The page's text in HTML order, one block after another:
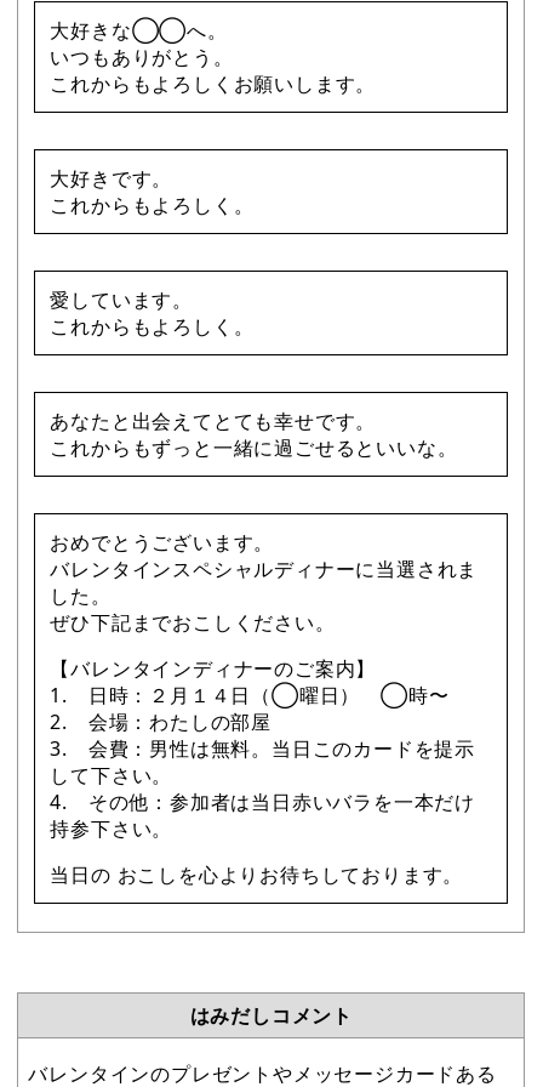
大好きな◯◯へ。
いつもありがとう。
これからもよろしくお願いします。
大好きです。
これからもよろしく。
愛しています。
これからもよろしく。
あなたと出会えてとても幸せです。
これからもずっと一緒に過ごせるといいな。
おめでとうございます。
バレンタインスペシャルディナーに当選されま
した。
ぜひ下記までおこしください。
【バレンタインディナーのご案内】
1. 日時：２月１４日（◯曜日） ◯時〜
2. 会場：わたしの部屋
3. 会費：男性は無料。当日このカードを提示
して下さい。
4. その他：参加者は当日赤いバラを一本だけ
持参下さい。
当日の おこしを心よりお待ちしております。
はみだしコメント
バレンタインのプレゼントやメッセージカードある